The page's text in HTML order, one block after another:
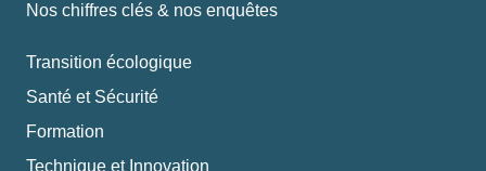
Nos chiffres clés & nos enquêtes
Transition écologique
Santé et Sécurité
Formation
Technique et Innovation